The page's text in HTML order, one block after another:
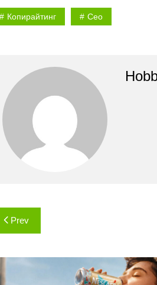
Копирайтинг Сео
Навигация
Prev